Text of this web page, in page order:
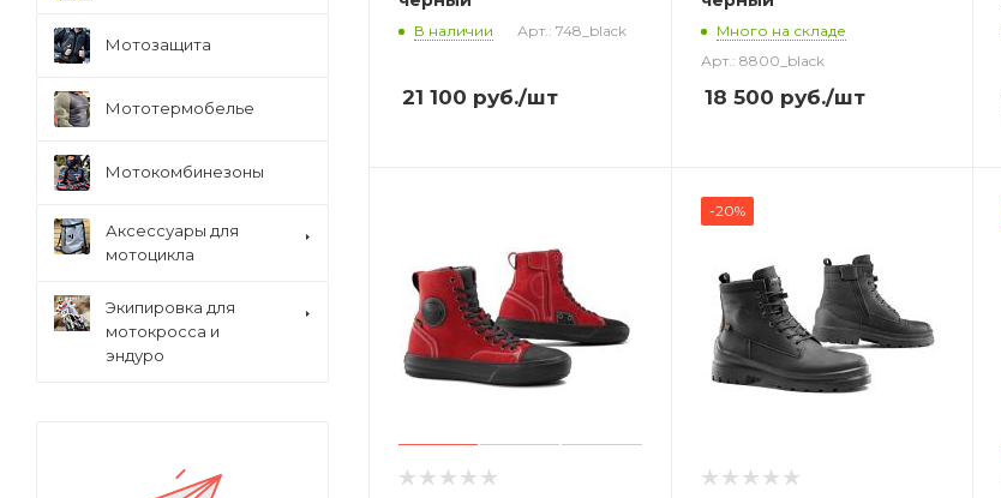
В наличии Арт.: 748_black
21 100 руб./шт
Много на складе
Арт.: 8800_black
18 500 руб./шт
-20%
Мотозащита
Мототермобелье
Мотокомбинезоны
Аксессуары для
мотоцикла
Экипировка для
мотокросса и
эндуро